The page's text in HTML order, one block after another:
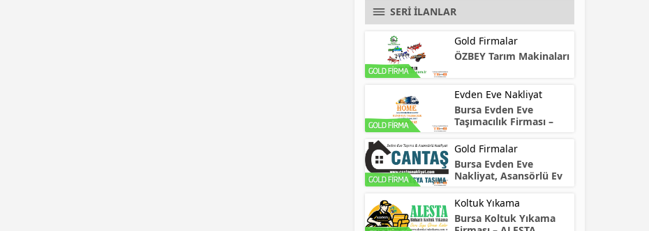
SERİ İLANLAR
Gold Firmalar
ÖZBEY Tarım Makinaları
Evden Eve Nakliyat
Bursa Evden Eve
Taşımacılık Firması –
Gold Firmalar
Bursa Evden Eve
Nakliyat, Asansörlü Ev
Koltuk Yıkama
Bursa Koltuk Yıkama